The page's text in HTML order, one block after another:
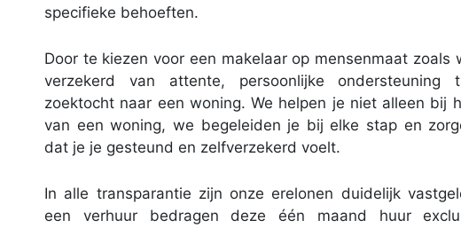
specifieke behoeften.
Door te kiezen voor een makelaar op mensenmaat zoals
verzekerd van attente, persoonlijke ondersteuning
zoektocht naar een woning. We helpen je niet alleen bij
van een woning, we begeleiden je bij elke stap en
dat je je gesteund en zelfverzekerd voelt.
In alle transparantie zijn onze erelonen duidelijk
een verhuur bedragen deze één maand huur